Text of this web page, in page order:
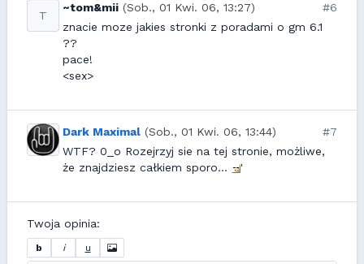
T
~tom&mii (Sob., 01 Kwi. 06, 13:27)
#6
znacie moze jakies stronki z poradami o gm 6.1
??
pace!
<sex>
Dark Maximal (Sob., 01 Kwi. 06, 13:44)
#7
WTF? 0_o Rozejrzyj sie na tej stronie, możliwe,
że znajdziesz całkiem sporo...
'
Twoja opinia:
b i u